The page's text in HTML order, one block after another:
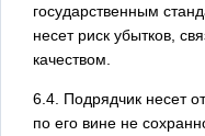
государственным
несет риск убытков,
качеством.
6.4. Подрядчик несет
по его вине не